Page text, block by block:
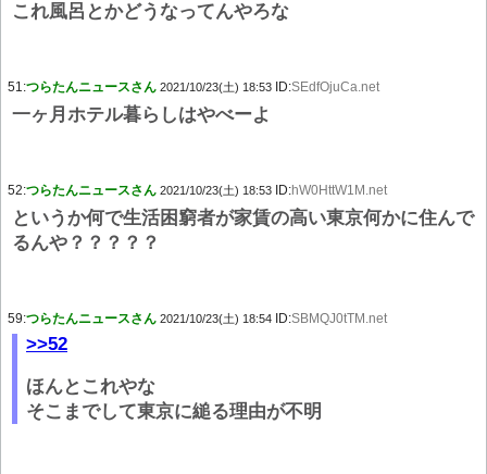
これ風呂とかどうなってんやろな
51:つらたんニュースさん 2021/10/23(土) 18:53 ID:SEdfOjuCa.net
一ヶ月ホテル暮らしはやべーよ
52:つらたんニュースさん 2021/10/23(土) 18:53 ID:hW0HttW1M.net
というか何で生活困窮者が家賃の高い東京何かに住んで
るんや？？？？？
59:つらたんニュースさん 2021/10/23(土) 18:54 ID:SBMQJ0tTM.net
>>52
ほんとこれやな
そこまでして東京に縋る理由が不明